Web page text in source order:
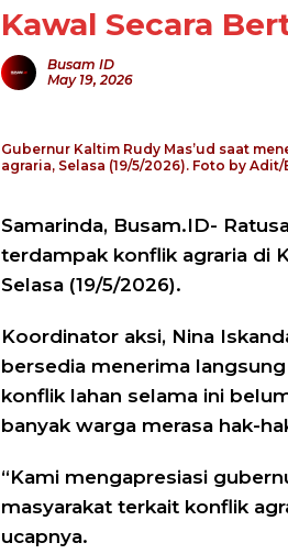
Kawal Secara
Busam ID
May 19, 2026
Gubernur Kaltim Rudy Mas’ud saat
agraria, Selasa (19/5/2026). Foto by Adit/
Samarinda, Busam.ID-
terdampak konflik agraria di
Selasa (19/5/2026).
Koordinator aksi, Nina
bersedia menerima
konflik lahan selama ini
banyak warga merasa hak-
“Kami mengapresiasi
masyarakat terkait konflik
ucapnya.